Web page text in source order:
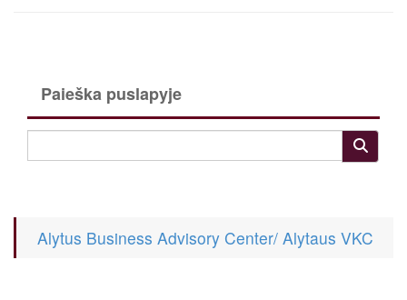
Paieška puslapyje
Alytus Business Advisory Center/ Alytaus VKC